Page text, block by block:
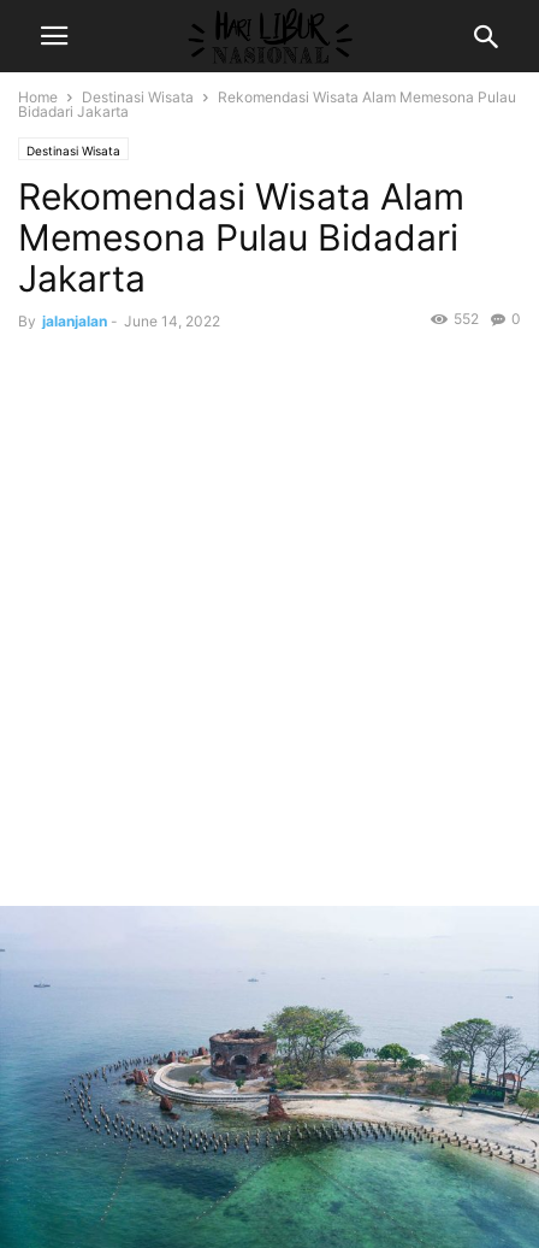
Home Destinasi Wisata
Rekomendasi Wisata Alam Memesona Pulau
Bidadari Jakarta
Destinasi Wisata
Rekomendasi Wisata Alam
Memesona Pulau Bidadari
Jakarta
By jalanjalan - June 14, 2022 0
552